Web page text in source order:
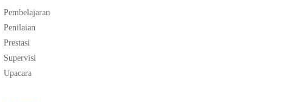
Pembelajaran
Penilaian
Prestasi
Supervisi
Upacara